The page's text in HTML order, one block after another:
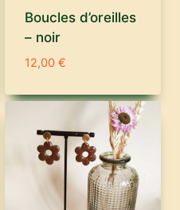
Boucles d’oreilles
– noir
12,00 €